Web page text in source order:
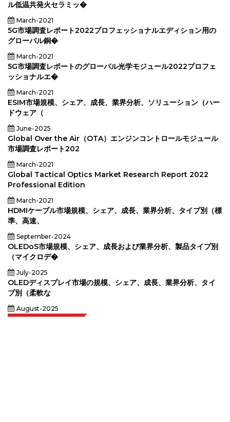
ル低温共発火セラミッ�
March-2021
5G市場調査レポート2022プロフェッショナルエディション用の
グローバル銅�
March-2021
5G市場調査レポートのグローバル光学モジュール2022プロフェ
ッショナルエ�
March-2021
ESIM市場規模、シェア、成長、業界分析、ソリューション（ハー
ドウェア（
June-2025
Global Over the Air（OTA）エンジンコントロールモジュール
市場調査レポート202
March-2021
Global Tactical Optics Market Research Report 2022
Professional Edition
March-2021
HDMIケーブル市場規模、シェア、成長、業界分析、タイプ別（標
準、高速、
September-2024
OLEDoS市場規模、シェア、成長および業界分析、製品タイプ別
（マイクロデ�
July-2025
OLEDディスプレイ市場の規模、シェア、成長、業界分析、タイ
プ別（柔軟な
August-2025